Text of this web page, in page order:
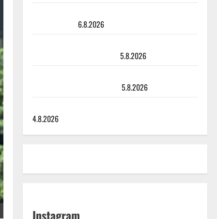
6.8.2026
5.8.2026
5.8.2026
4.8.2026
Instagram